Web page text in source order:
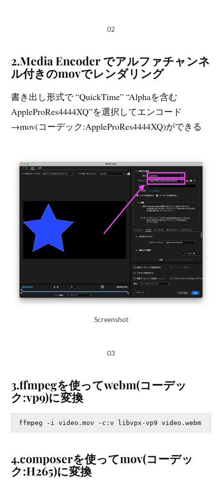
02
2.Media Encoder でアルファチャンネ
ル付きのmovでレンダリング
書き出し形式で “QuickTime” “Alphaを含む
AppleProRes4444XQ”を選択してエンコード
→mov(コーデック:AppleProRes4444XQ)ができる
Screenshot
03
3.ffmpegを使ってwebm(コーデッ
ク:vp9)に変換
4.composerを使ってmov(コーデッ
ク:H265)に変換